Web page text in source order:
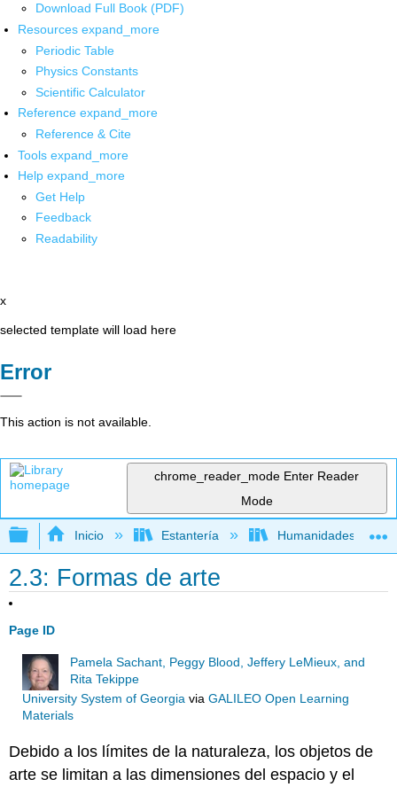
Download Full Book (PDF)
Resources expand_more
Periodic Table
Physics Constants
Scientific Calculator
Reference expand_more
Reference & Cite
Tools expand_more
Help expand_more
Get Help
Feedback
Readability
x
selected template will load here
Error
This action is not available.
chrome_reader_mode Enter Reader
Mode
Expandir/contraer jerarquía global
Inicio Estantería Humanidades
2.3: Formas de arte
Page ID
Pamela Sachant, Peggy Blood, Jeffery LeMieux, and
Rita Tekippe
University System of Georgiavia GALILEO Open Learning
Materials
Debido a los límites de la naturaleza, los objetos de
arte se limitan a las dimensiones del espacio y el